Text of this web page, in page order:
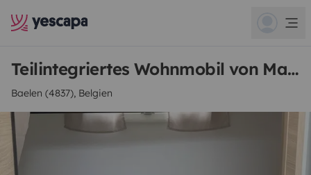
Teilintegriertes Wohnmobil von Marc
Baelen (4837), Belgien